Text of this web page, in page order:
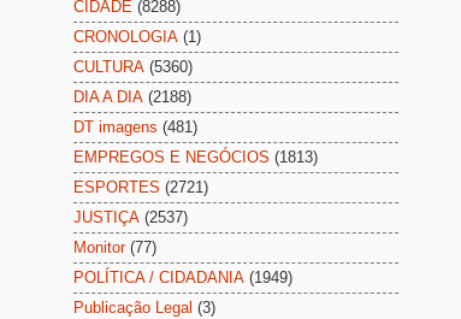
CIDADE (8288)
CRONOLOGIA (1)
CULTURA (5360)
DIA A DIA (2188)
DT imagens (481)
EMPREGOS E NEGÓCIOS (1813)
ESPORTES (2721)
JUSTIÇA (2537)
Monitor (77)
POLÍTICA / CIDADANIA (1949)
Publicação Legal (3)